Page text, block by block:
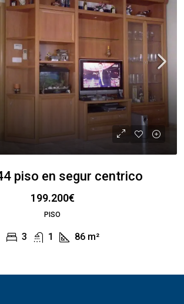
piso en segur centrico
199.200€
PISO
3 1 86 m²